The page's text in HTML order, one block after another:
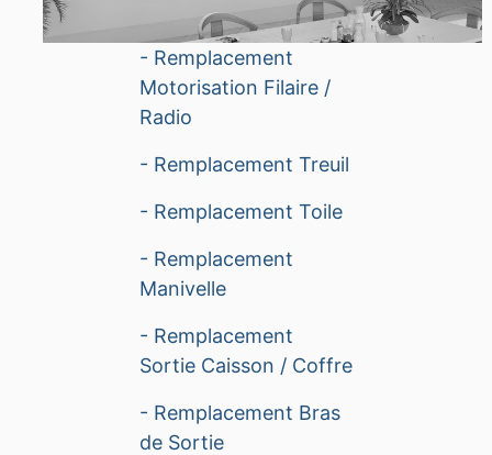
- Remplacement
Motorisation Filaire /
Radio
- Remplacement Treuil
- Remplacement Toile
- Remplacement
Manivelle
- Remplacement
Sortie Caisson / Coffre
- Remplacement Bras
de Sortie